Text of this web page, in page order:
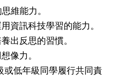
維能力。
資訊科技學習的能力。
出反思的習慣。
像力。
或低年級同學履行共同責